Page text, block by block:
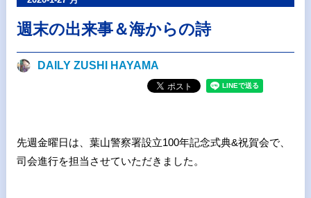
週末の出来事＆海からの詩
DAILY ZUSHI HAYAMA
先週金曜日は、葉山警察署設立100年記念式典&祝賀会で、
司会進行を担当させていただきました。